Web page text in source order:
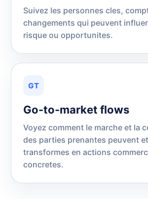
Suivez les personnes cles,
changements qui peuvent
risque ou opportunites.
GT
Go-to-market flows
Voyez comment le marche et la
des parties prenantes peuvent
transformes en actions
concretes.